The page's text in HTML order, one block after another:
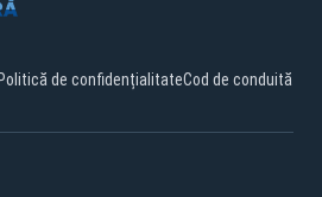
Politică de confidențialitateCod de conduită